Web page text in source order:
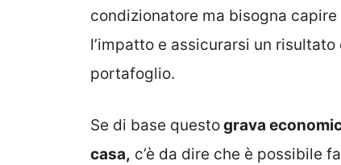
condizionatore ma bisogna
l’impatto e assicurarsi un
portafoglio.
Se di base questograva
casa, c’è da dire che è possibile